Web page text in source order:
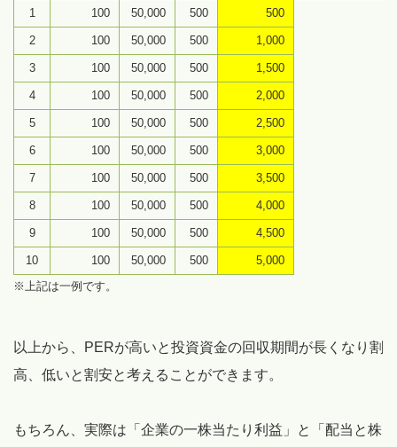
1 100 50,000 500 500
2 100 50,000 500 1,000
3 100 50,000 500 1,500
4 100 50,000 500 2,000
5 100 50,000 500 2,500
6 100 50,000 500 3,000
7 100 50,000 500 3,500
8 100 50,000 500 4,000
9 100 50,000 500 4,500
10 100 50,000 500
5,000
※上記は一例です。
以上から、PERが高いと投資資金の回収期間が長くなり割
高、低いと割安と考えることができます。
もちろん、実際は「企業の一株当たり利益」と「配当と株